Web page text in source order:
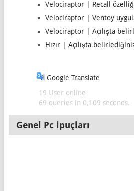
Velociraptor | Recall
Velociraptor | Ventoy
Velociraptor | Açılışta
Hızır | Açılışta
Google Translate
19 User online
69 queries in 0,109 seconds.
Genel Pc ipuçları